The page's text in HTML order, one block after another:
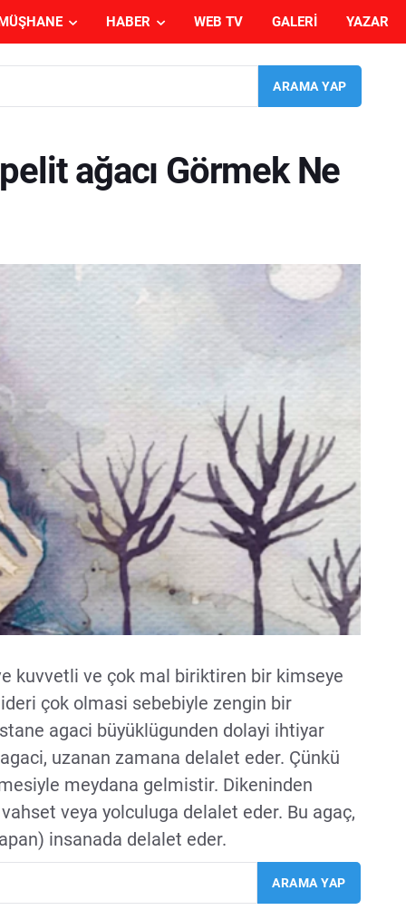
HABER WEB TV GALERI YAZAR
ağacı Görmek Ne
kuvvetli ve çok mal biriktiren bir kimseye
çok olmasi sebebiyle zengin bir
agaci büyüklügunden dolayi ihtiyar
uzanan zamana delalet eder. Çünkü
meydana gelmistir. Dikeninden
veya yolculuga delalet eder. Bu agaç,
insanada delalet eder.